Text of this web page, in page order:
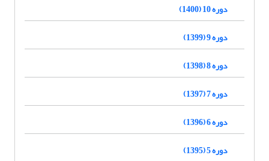
دوره 10 (1400)
دوره 9 (1399)
دوره 8 (1398)
دوره 7 (1397)
دوره 6 (1396)
دوره 5 (1395)